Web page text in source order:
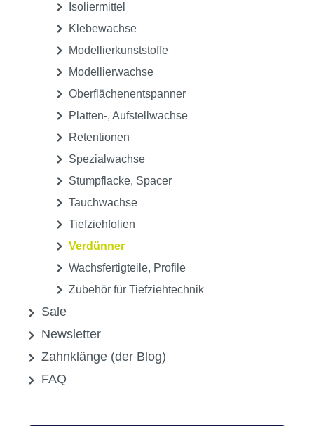
Isoliermittel
Klebewachse
Modellierkunststoffe
Modellierwachse
Oberflächenentspanner
Platten-, Aufstellwachse
Retentionen
Spezialwachse
Stumpflacke, Spacer
Tauchwachse
Tiefziehfolien
Verdünner
Wachsfertigteile, Profile
Zubehör für Tiefziehtechnik
Sale
Newsletter
Zahnklänge (der Blog)
FAQ